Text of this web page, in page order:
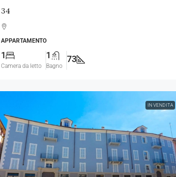
34
APPARTAMENTO
1
Camera da letto
1
Bagno
73
IN VENDITA